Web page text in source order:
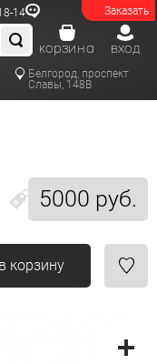
Заказать
14
Белгород, проспект
Славы, 148В
вход
корзина
5000 руб.
корзину